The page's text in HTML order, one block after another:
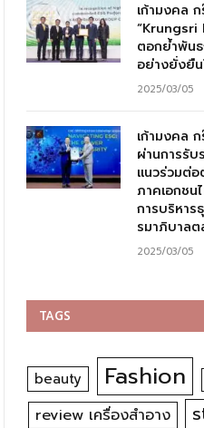
เก้ามงคล
“Krungsri
ตอกย้ำพัน
อย่างยั่งยื
2025/03/05
เก้ามงคล
ผ่านการรับ
แนวร่วมต่
ภาคเอกชน
การบริหาร
รมาภิบาล
2025/03/05
TAGS
beauty Fashion
review เครื่องสำอาง